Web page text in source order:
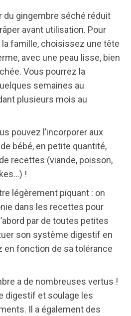
du gingembre séché réduit
avant utilisation. Pour
famille, choisissez une tête
avec une peau lisse, bien
Vous pourrez la
semaines au
plusieurs mois au
pouvez l’incorporer aux
bébé, en petite quantité,
recettes (viande, poisson,
!
légèrement piquant : on
dans les recettes pour
par de toutes petites
son système digestif en
en fonction de sa tolérance
a de nombreuses vertus !
digestif et soulage les
Il a également des